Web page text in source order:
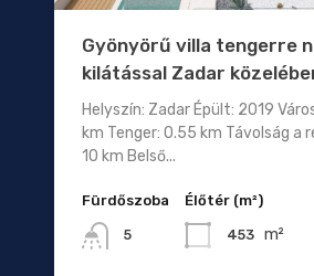
Gyönyörű villa tengerre
kilátással Zadar
Helyszín: Zadar Épült: 2019
km Tenger: 0.55 km Távolság a
10 km Belső...
Fürdőszoba
5
Élőtér (m²)
453 m²